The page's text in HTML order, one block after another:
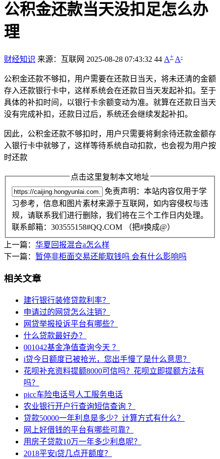
公积金还款当天没扣足怎么办
理
财经知识 来源：互联网 2025-08-28 07:43:32 44 A+ A-
公积金还款不够扣，用户需要在还款日当天，将未还清的金额
存入还款银行卡中，这样系统会在还款日当天发起补扣。至于
具体的补扣时间，以银行卡余额变动为准。就算在还款日当天
没有完成补扣，还款日过后，系统还会继续发起补扣。
因此，公积金还款不够扣时，用户只需要将剩余待还款金额存
入银行卡中就够了，这样等待系统自动扣款，也会视为用户按
时还款
点击这里复制本文地址
免责声明：本站内容仅用于学
习参考，信息和图片素材来源于互联网，如内容侵权与违
规，请联系我们进行删除，我们将在三个工作日内处理。
联系邮箱：303555158#QQ.COM （把#换成@）
上一篇： 华夏回报混合a怎么样
下一篇： 暂停非柜面交易还能取钱吗 会有什么影响吗
相关文章
建行银行装修贷款利率？
申请过的网贷怎么注销？
网贷举报投诉平台有哪些？
什么贷款最好办？
001042基金净值查询今天 ？
i贷今日额度已被抢光，您出手慢了是什么意思？
花呗补充资料提额8000可信吗？花呗立即提额方法有
吗？
picc车险电话号人工服务电话
农业银行开户行查询短信查询 ？
贷款50000一年利息是多少？计算方式有什么？
网上好借钱的平台有哪些可靠？
用房子贷款10万一年多少利息呢？
2018平安i贷几点开额度？